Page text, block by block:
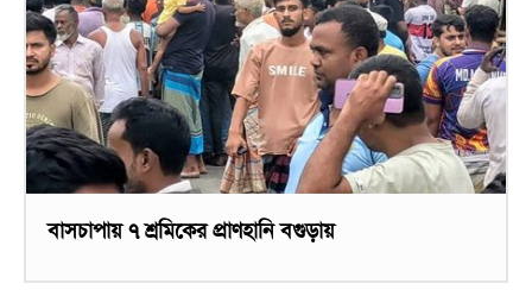
বাসচাপায় ৭ শ্রমিকের প্রাণহানি বগুড়ায়